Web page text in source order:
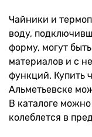
Чайники и
воду,
форму, могут
материалов и с
функций. Купить
Альметьевске
В каталоге
колеблется в